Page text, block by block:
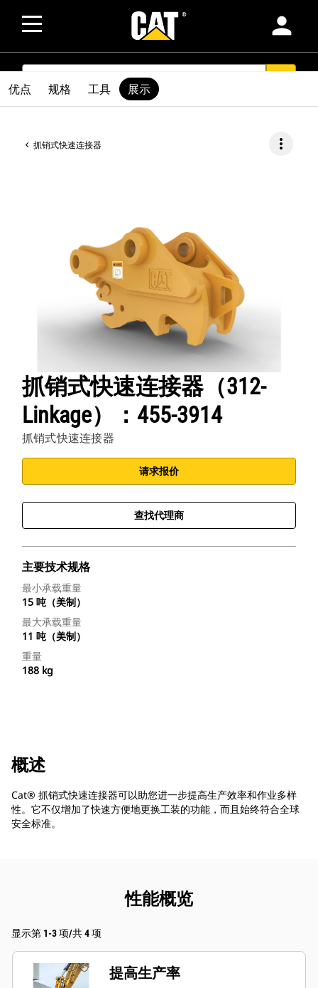
person
SEARCH
抓销式快速连接器 more_vert
抓销式快速连接器（312-
Linkage）：455-3914
抓销式快速连接器
请求报价
查找代理商
主要技术规格
最小承载重量
15 吨（美制）
最大承载重量
11 吨（美制）
重量
188 kg
优点 规格 工具 展示
概述
Cat® 抓销式快速连接器可以助您进一步提高生产效率和作业多样
性。它不仅增加了快速方便地更换工装的功能，而且始终符合全球
安全标准。
性能概览
显示第 1-3 项/共 4 项
提高生产率